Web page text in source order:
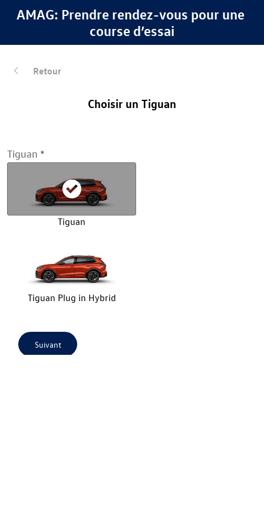
AMAG: Prendre rendez-vous pour une
course d’essai
Retour
Choisir un Tiguan
Tiguan
Tiguan
Tiguan Plug in Hybrid
Suivant